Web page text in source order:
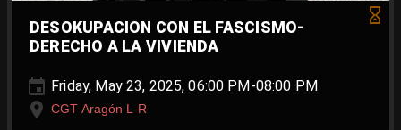
DESOKUPACION CON EL FASCISMO-
DERECHO A LA VIVIENDA
Friday, May 23, 2025, 06:00 PM-08:00 PM
CGT Aragón L-R